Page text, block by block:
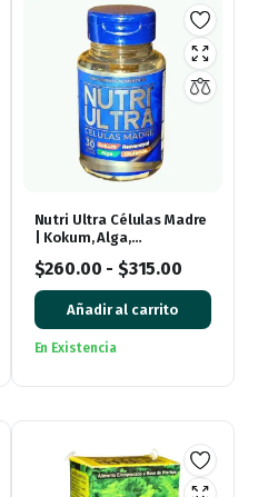
Nutri Ultra Células Madre
| Kokum, Alga,
para tu Bienestar
$260.00 - $315.00
Añadir al carrito
En Existencia